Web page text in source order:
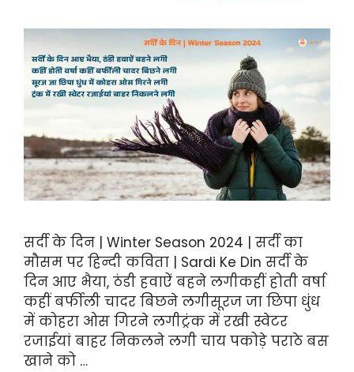
सर्दी के दिन | Winter Season 2024 | सर्दी का
मौसम पर हिन्दी कविता | Sardi Ke Din सर्दी के
दिन आए भैया, ठंडी हवाऐं बहने लगीकहीं होती वर्षा
कहीं बर्फीली चादर बिछने लगीसूरज जा छिपा धुंध
में कोहरा ओस गिरने लगीट्रंक में रखी स्वेटर
रजाईयां बाहर निकलने लगी चाय पकोड़े पराठे बस
खाने को …